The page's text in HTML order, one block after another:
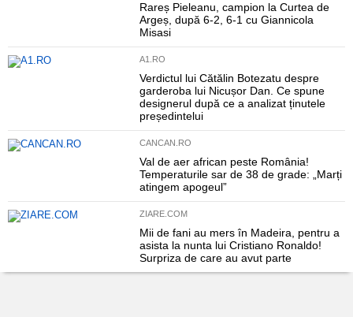
Rareș Pieleanu, campion la Curtea de
Argeș, după 6-2, 6-1 cu Giannicola
Misasi
A1.RO
Verdictul lui Cătălin Botezatu despre
garderoba lui Nicușor Dan. Ce spune
designerul după ce a analizat ținutele
președintelui
CANCAN.RO
Val de aer african peste România!
Temperaturile sar de 38 de grade: „Marți
atingem apogeul”
ZIARE.COM
Mii de fani au mers în Madeira, pentru a
asista la nunta lui Cristiano Ronaldo!
Surpriza de care au avut parte